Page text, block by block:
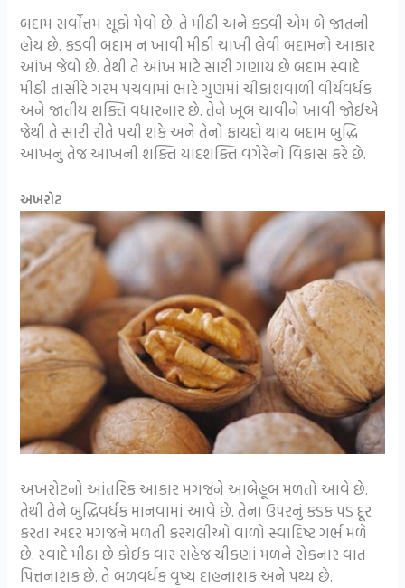
બદામ સર્વોત્તમ સૂકો મેવો છે. તે મીઠી અને કડવી એમ બે જાતની
હોય છે. કડવી બદામ ન ખાવી મીઠી ચાખી લેવી બદામનો આકાર
આંખ જેવો છે. તેથી તે આંખ માટે સારી ગણાય છે બદામ સ્વાદે
મીઠી તાસીરે ગરમ પચવામાં ભારે ગુણમાં ચીકાશવાળી વીર્યવર્ધક
અને જાતીય શક્તિ વધારનાર છે. તેને ખૂબ ચાવીને ખાવી જોઈએ
જેથી તે સારી રીતે પચી શકે અને તેનો ફાયદો થાય બદામ બુદ્ધિ
આંખનું તેજ આંખની શક્તિ યાદશક્તિ વગેરેનો વિકાસ કરે છે.
અખરોટ
અખરોટનો આંતરિક આકાર મગજને આબેહૂબ મળતો આવે છે.
તેથી તેને બુદ્ધિવર્ધક માનવામાં આવે છે. તેના ઉપરનું કડક પડ દૂર
કરતાં અંદર મગજને મળતી કરચલીઓ વાળો સ્વાદિષ્ટ ગર્ભ મળે
છે. સ્વાદે મીઠા છે કોઈક વાર સહેજ ચીકણાં મળને રોકનાર વાત
પિત્તનાશક છે. તે બળવર્ધક વૃષ્ય દાહનાશક અને પથ્ય છે.